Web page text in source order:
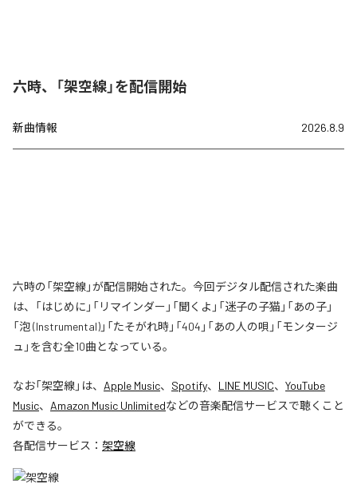
六時、「架空線」を配信開始
新曲情報 2026.8.9
六時の「架空線」が配信開始された。今回デジタル配信された楽曲
は、「はじめに」「リマインダー」「聞くよ」「迷子の子猫」「あの子」
「泡 (Instrumental)」「たそがれ時」「404」「あの人の唄」「モンタージ
ュ」を含む全10曲となっている。
なお「架空線」は、 Apple Music、 Spotify、 LINE MUSIC、 YouTube
Music、 Amazon Music Unlimitedなどの音楽配信サービスで聴くこと
ができる。
各配信サービス： 架空線